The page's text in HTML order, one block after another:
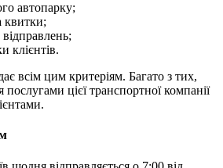
автопарку;
квитки;
клієнтів.
всім цим критеріям. Багато з тих,
послугами цієї транспортної компанії